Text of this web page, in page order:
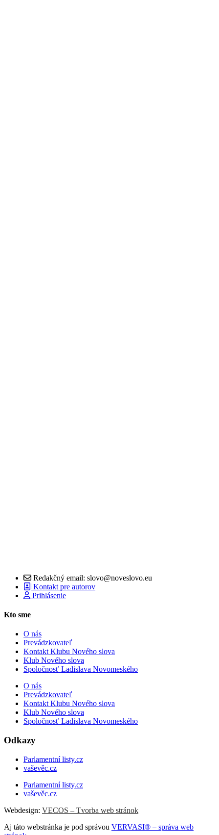
Redakčný email: slovo@noveslovo.eu
Kontakt pre autorov
Prihlásenie
Kto sme
O nás
Prevádzkovateľ
Kontakt Klubu Nového slova
Klub Nového slova
Spoločnosť Ladislava Novomeského
O nás
Prevádzkovateľ
Kontakt Klubu Nového slova
Klub Nového slova
Spoločnosť Ladislava Novomeského
Odkazy
Parlamentní listy.cz
vaševěc.cz
Parlamentní listy.cz
vaševěc.cz
Webdesign: VECOS – Tvorba web stránok
Aj táto webstránka je pod správou VERVASI® – správa web